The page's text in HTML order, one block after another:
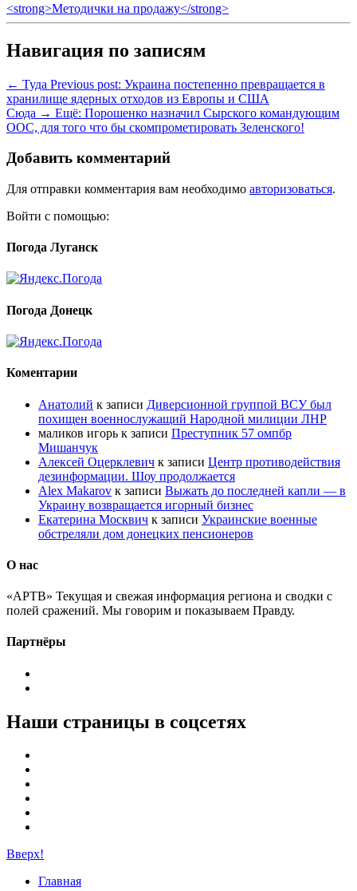
<strong>Методички на продажу</strong>
Навигация по записям
← Туда Previous post: Украина постепенно превращается в
хранилище ядерных отходов из Европы и США
Сюда → Ещё: Порошенко назначил Сырского командующим
ООС, для того что бы скомпрометировать Зеленского!
Добавить комментарий
Для отправки комментария вам необходимо авторизоваться.
Войти с помощью:
Погода Луганск
Погода Донецк
Коментарии
Анатолий к записи Диверсионной группой ВСУ был
похищен военнослужащий Народной милиции ЛНР
маликов игорь к записи Преступник 57 омпбр
Мишанчук
Алексей Оцерклевич к записи Центр противодействия
дезинформации. Шоу продолжается
Alex Makarov к записи Выжать до последней капли — в
Украину возвращается игорный бизнес
Екатерина Москвич к записи Украинские военные
обстреляли дом донецких пенсионеров
О нас
«АРТВ» Текущая и свежая информация региона и сводки с
полей сражений. Мы говорим и показываем Правду.
Партнёры
Наши страницы в соцсетях
Вверх!
Главная